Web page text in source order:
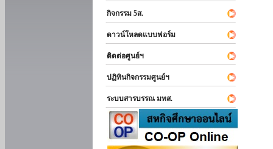
กิจกรรม 5ส.
ดาวน์โหลดแบบฟอร์ม
ติดต่อศูนย์ฯ
ปฏิทินกิจกรรมศูนย์ฯ
ระบบสารบรรณ มทส.